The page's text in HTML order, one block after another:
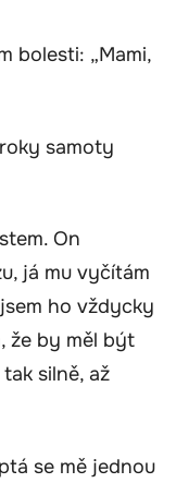
bolesti: „Mami,
samoty
On
já mu vyčítám
ho vždycky
že by měl být
silně, až
se mě jednou